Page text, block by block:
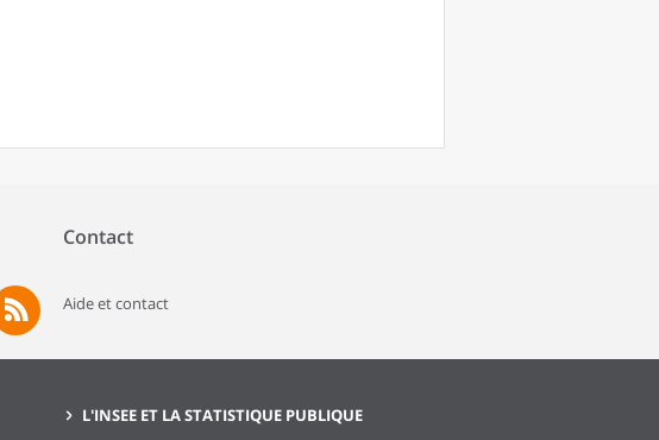
Contact
Aide et contact
L'INSEE ET LA STATISTIQUE PUBLIQUE